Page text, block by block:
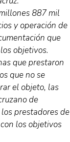
887 mil
y operación de
que
objetivos.
que prestaron
que no se
el objeto, las
de
prestadores de
los objetivos